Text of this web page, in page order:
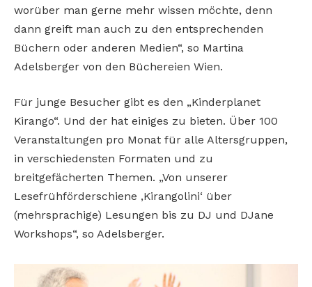
worüber man gerne mehr wissen möchte, denn
dann greift man auch zu den entsprechenden
Büchern oder anderen Medien“, so Martina
Adelsberger von den Büchereien Wien.
Für junge Besucher gibt es den „Kinderplanet
Kirango“. Und der hat einiges zu bieten. Über 100
Veranstaltungen pro Monat für alle Altersgruppen,
in verschiedensten Formaten und zu
breitgefächerten Themen. „Von unserer
Lesefrühförderschiene ,Kirangolini‘ über
(mehrsprachige) Lesungen bis zu DJ und DJane
Workshops“, so Adelsberger.